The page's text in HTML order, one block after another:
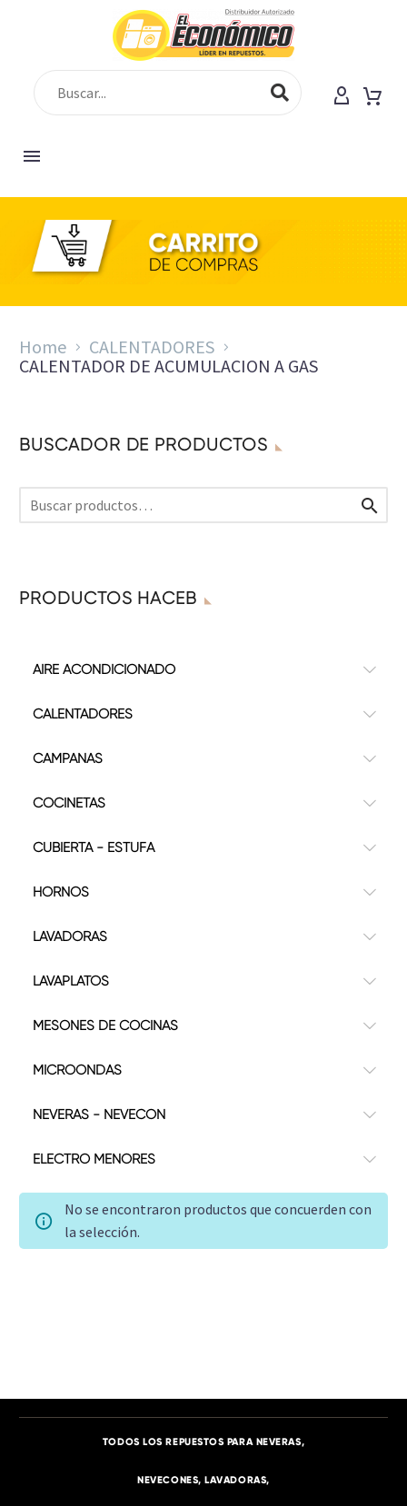
SHOP
Home
CALENTADORES
CALENTADOR DE ACUMULACION A GAS
No se encontraron productos que concuerden con
la selección.
BUSCADOR DE PRODUCTOS

PRODUCTOS HACEB
AIRE ACONDICIONADO
CALENTADORES
CAMPANAS
COCINETAS
CUBIERTA - ESTUFA
HORNOS
LAVADORAS
LAVAPLATOS
MESONES DE COCINAS
MICROONDAS
NEVERAS - NEVECON
ELECTRO MENORES
TODOS LOS REPUESTOS PARA NEVERAS,
NEVECONES, LAVADORAS,